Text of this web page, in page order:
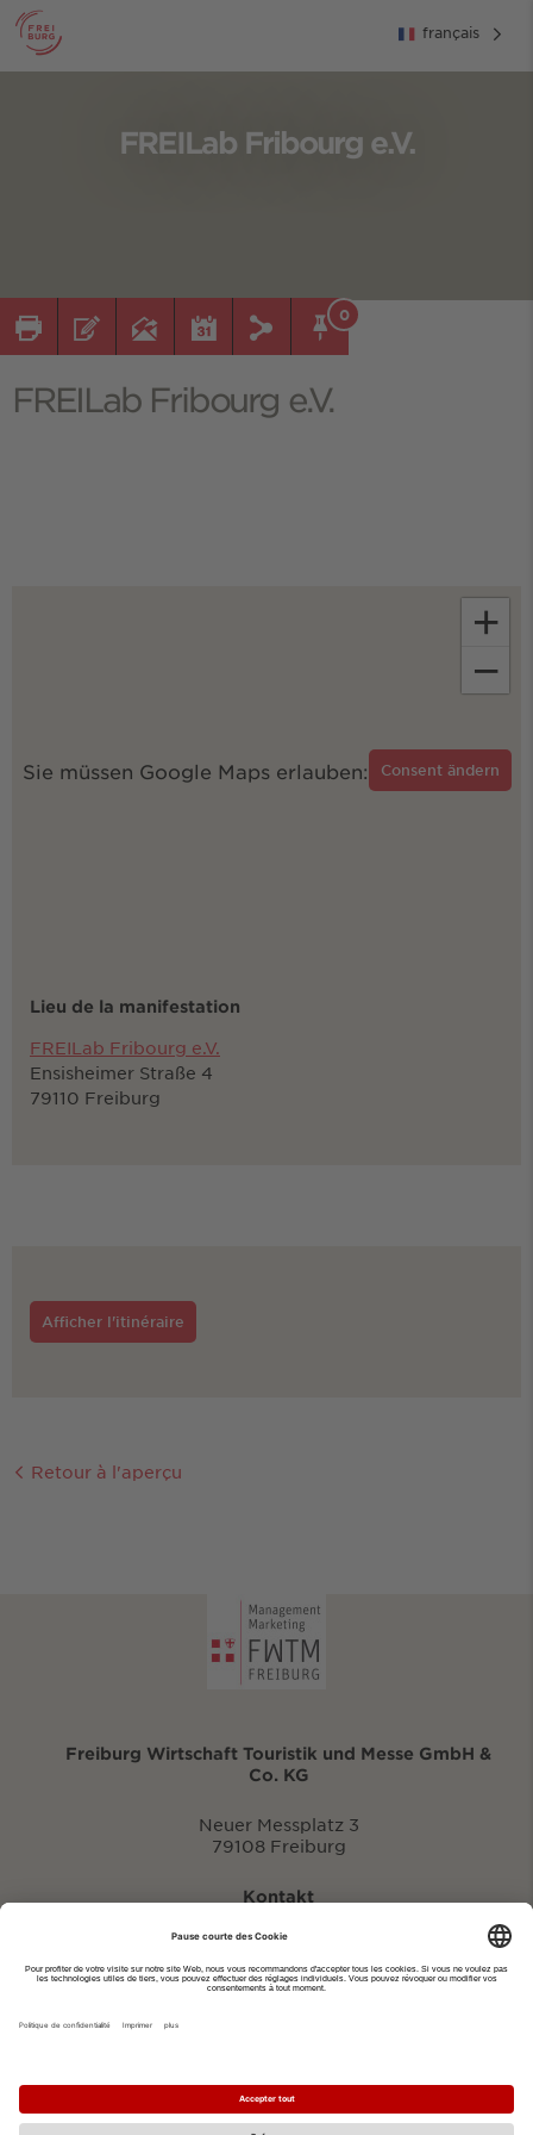
français
FREILab Fribourg e.V.
0
FREILab Fribourg e.V.
Sie müssen Google Maps erlauben: Consent ändern
+
−
Lieu de la manifestation
FREILab Fribourg e.V.
Ensisheimer Straße 4
79110 Freiburg
Afficher l'itinéraire
Retour à l'aperçu
Freiburg Wirtschaft Touristik und Messe GmbH &
Co. KG
Neuer Messplatz 3
79108 Freiburg
Kontakt
eventportal@fwtm.de
Imprimer